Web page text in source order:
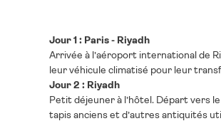
Jour 1 : Paris - Riyadh
Arrivée à l’aéroport international de
leur véhicule climatisé pour leur
Jour 2 : Riyadh
Petit déjeuner à l’hôtel. Départ vers
tapis anciens et d’autres antiquités